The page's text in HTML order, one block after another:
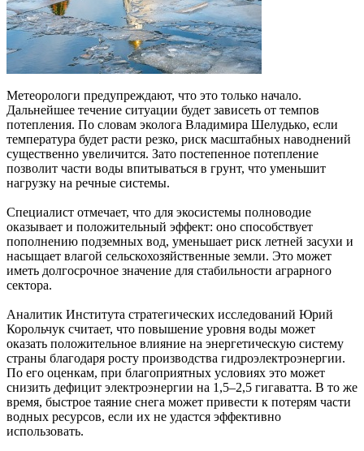
Метеорологи предупреждают, что это только начало.
Дальнейшее течение ситуации будет зависеть от темпов
потепления. По словам эколога Владимира Шелудько, если
температура будет расти резко, риск масштабных наводнений
существенно увеличится. Зато постепенное потепление
позволит части воды впитываться в грунт, что уменьшит
нагрузку на речные системы.
Специалист отмечает, что для экосистемы полноводие
оказывает и положительный эффект: оно способствует
пополнению подземных вод, уменьшает риск летней засухи и
насыщает влагой сельскохозяйственные земли. Это может
иметь долгосрочное значение для стабильности аграрного
сектора.
Аналитик Института стратегических исследований Юрий
Корольчук считает, что повышение уровня воды может
оказать положительное влияние на энергетическую систему
страны благодаря росту производства гидроэлектроэнергии.
По его оценкам, при благоприятных условиях это может
снизить дефицит электроэнергии на 1,5–2,5 гигаватта. В то же
время, быстрое таяние снега может привести к потерям части
водных ресурсов, если их не удастся эффективно
использовать.